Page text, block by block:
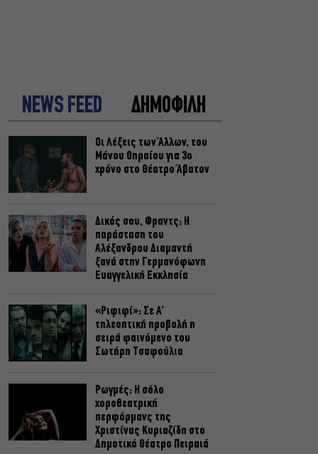
NEWS FEED ΔΗΜΟΦΙΛΗ
Οι Λέξεις των Άλλων, του
Μάνου Θηραίου για 3ο
χρόνο στο Θέατρο Άβατον
Δικός σου, Φραντς: Η
παράσταση του
Αλέξανδρου Διαμαντή
ξανά στην Γερμανόφωνη
Ευαγγελική Εκκλησία
«Ριφιφί»: Σε Α’
τηλεοπτική προβολή η
σειρά φαινόμενο του
Σωτήρη Τσαφούλια
Ρωγμές: Η σόλο
χοροθεατρική
περφόρμανς της
Χριστίνας Κυριαζίδη στο
Δημοτικό Θέατρο Πειραιά